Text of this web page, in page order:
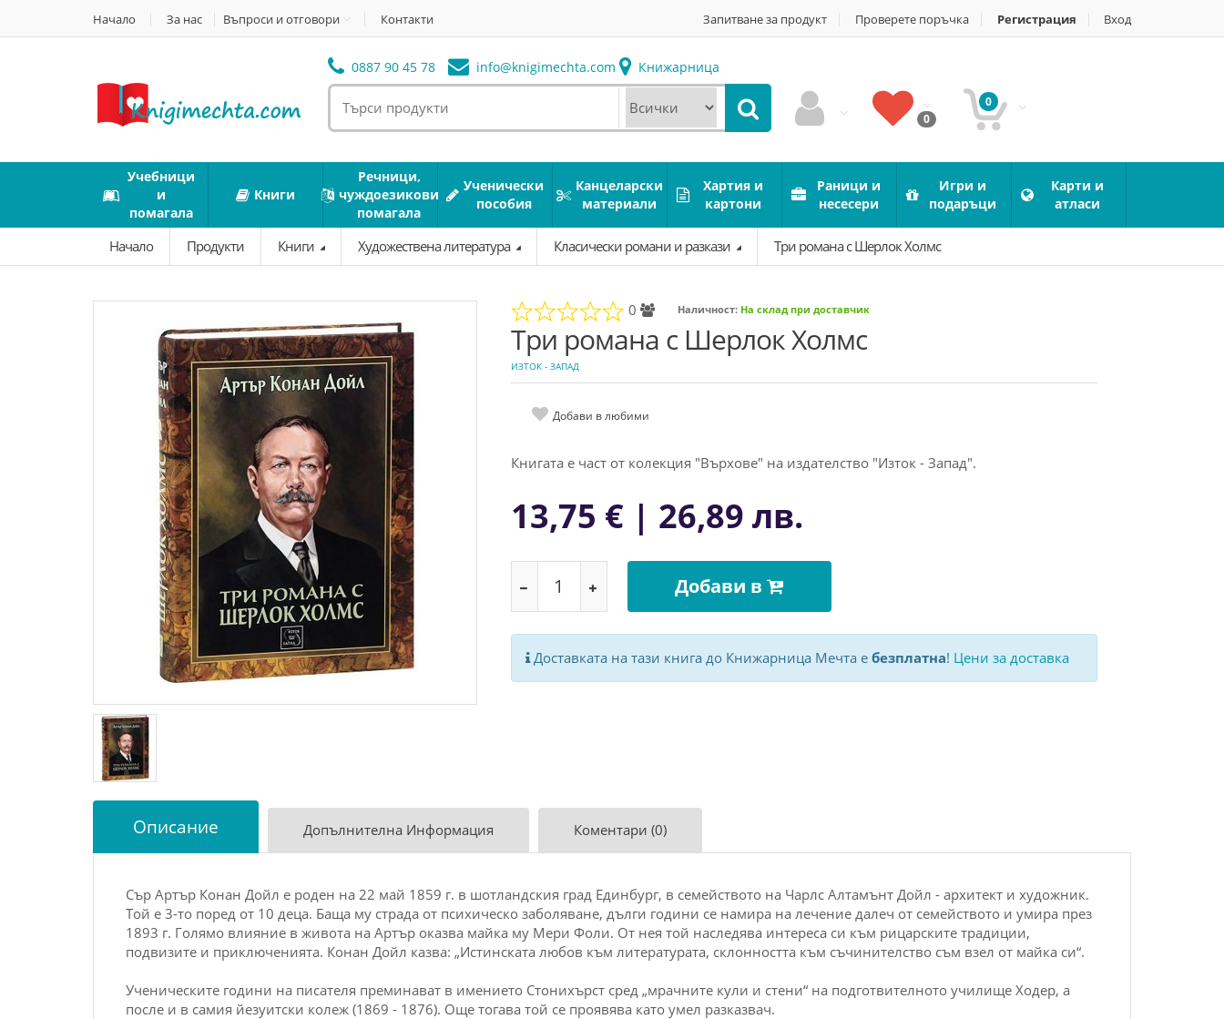
Начало За нас Въпроси и отговори Контакти Запитване за продукт Проверете поръчка Регистрация Вход
0887 90 45 78 info@knigimechta.com Книжарница
0
0
Учебници
и
помагала
Книги
Речници,
чуждоезикови
помагала
Ученически
пособия
Канцеларски
материали
Хартия и
картони
Раници и
несесери
Игри и
подаръци
Карти и
атласи
Начало Продукти Книги Художествена литература Класически романи и разкази Три романа с Шерлок Холмс
0 Наличност: На склад при доставчик
Три романа с Шерлок Холмс
ИЗТОК - ЗАПАД
Добави в любими
Книгата е част от колекция "Върхове" на издателство "Изток - Запад".
13,75 € | 26,89 лв.
Добави в
Доставката на тази книга до Книжарница Мечта е безплатна! Цени за доставка
Описание Допълнителна Информация Коментари (0)
Сър Артър Конан Дойл е роден на 22 май 1859 г. в шотландския град Единбург, в семейството на Чарлс Алтамънт Дойл - архитект и художник.
Той е 3-то поред от 10 деца. Баща му страда от психическо заболяване, дълги години се намира на лечение далеч от семейството и умира през
1893 г. Голямо влияние в живота на Артър оказва майка му Мери Фоли. От нея той наследява интереса си към рицарските традиции,
подвизите и приключенията. Конан Дойл казва: „Истинската любов към литературата, склонността към съчинителство съм взел от майка си“.
Ученическите години на писателя преминават в имението Стонихърст сред „мрачните кули и стени“ на подготвителното училище Ходер, а
после и в самия йезуитски колеж (1869 - 1876). Още тогава той се проявява като умел разказвач.